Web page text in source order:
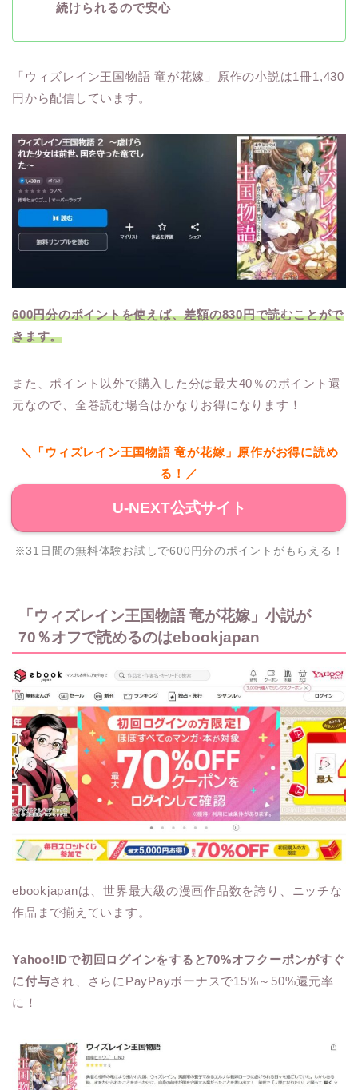
続けられるので安心
「ウィズレイン王国物語 竜が花嫁」原作の小説は1冊1,430
円から配信しています。
600円分のポイントを使えば、差額の830円で読むことがで
きます。
また、ポイント以外で購入した分は最大40％のポイント還
元なので、全巻読む場合はかなりお得になります！
＼「ウィズレイン王国物語 竜が花嫁」原作がお得に読め
る！／
U-NEXT公式サイト
※31日間の無料体験お試しで600円分のポイントがもらえる！
「ウィズレイン王国物語 竜が花嫁」小説が
70％オフで読めるのはebookjapan
ebookjapanは、世界最大級の漫画作品数を誇り、ニッチな
作品まで揃えています。
Yahoo!IDで初回ログインをすると70%オフクーポンがすぐ
に付与され、さらにPayPayボーナスで15%～50%還元率
に！